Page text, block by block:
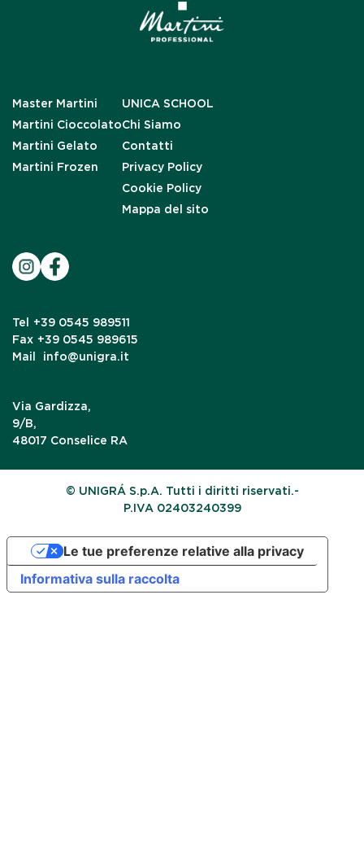
Master Martini
Martini Cioccolato
Martini Gelato
Martini Frozen
UNICA SCHOOL
Chi Siamo
Contatti
Privacy Policy
Cookie Policy
Mappa del sito
Tel
+39 0545 989511
Fax +39 0545 989615
Mail
info@unigra.it
Via Gardizza,
9/B,
48017 Conselice RA
© UNIGRÁ S.p.A. Tutti i diritti riservati.-
P.IVA 02403240399
Informativa sulla raccolta
Le tue preferenze relative alla privacy